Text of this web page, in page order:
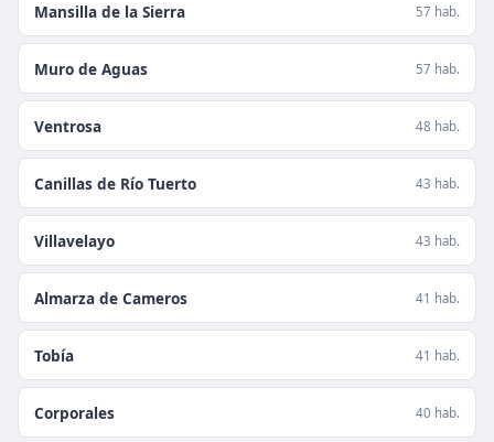
Mansilla de la Sierra 57 hab.
Muro de Aguas 57 hab.
Ventrosa 48 hab.
Canillas de Río Tuerto 43 hab.
Villavelayo 43 hab.
Almarza de Cameros 41 hab.
Tobía 41 hab.
Corporales 40 hab.